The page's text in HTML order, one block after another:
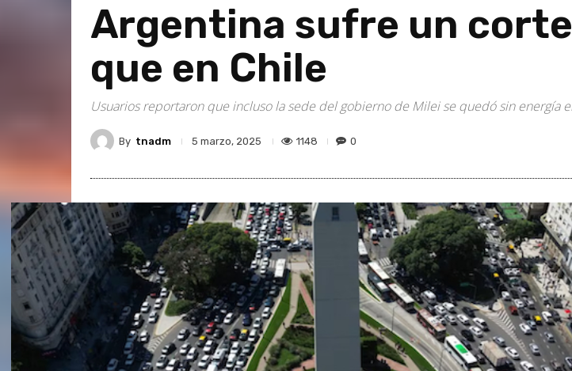
Argentina sufre un
que en Chile
Usuarios reportaron que incluso la sede del gobierno de Milei se quedó sin energía
By tnadm 5 marzo, 2025 1148 0